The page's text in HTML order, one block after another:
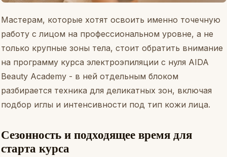
Мастерам, которые хотят освоить именно точечную
работу с лицом на профессиональном уровне, а не
только крупные зоны тела, стоит обратить внимание
на программу курса электроэпиляции с нуля AIDA
Beauty Academy - в ней отдельным блоком
разбирается техника для деликатных зон, включая
подбор иглы и интенсивности под тип кожи лица.
Сезонность и подходящее время для
старта курса